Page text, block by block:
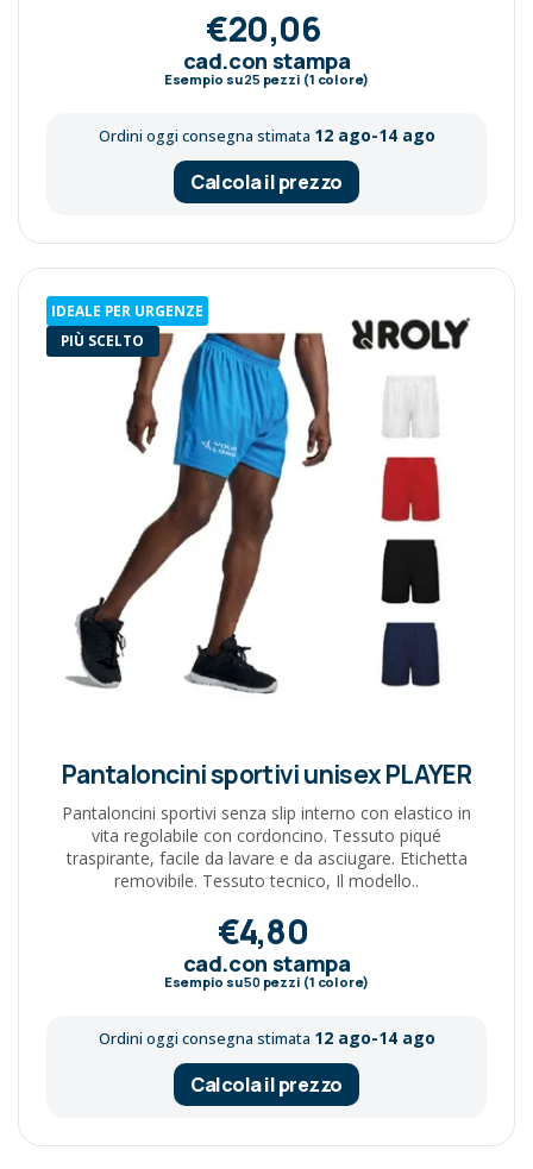
€20,06
cad.con stampa
Esempio su25 pezzi (1 colore)
Ordini oggi consegna stimata 12 ago-14 ago
Calcola il prezzo
IDEALE PER URGENZE
PIÙ SCELTO
Pantaloncini sportivi unisex PLAYER
Pantaloncini sportivi senza slip interno con elastico in
vita regolabile con cordoncino. Tessuto piqué
traspirante, facile da lavare e da asciugare. Etichetta
removibile. Tessuto tecnico, Il modello..
€4,80
cad.con stampa
Esempio su50pezzi (1 colore)
Ordini oggi consegna stimata 12 ago-14 ago
Calcola il prezzo